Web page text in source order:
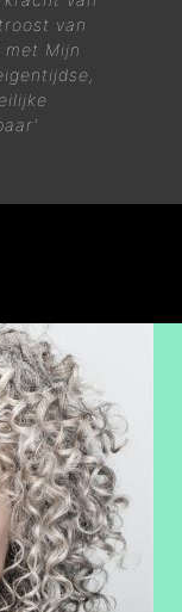
van
Mijn